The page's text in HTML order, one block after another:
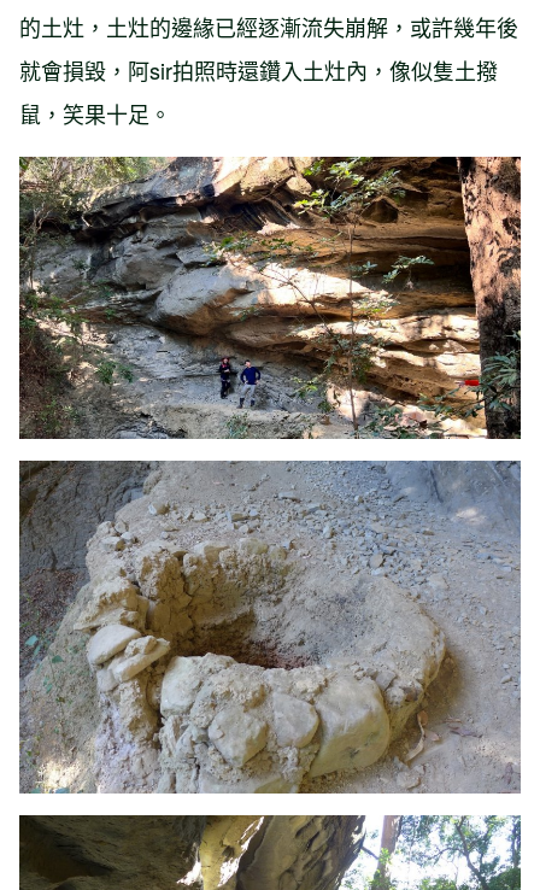
的土灶，土灶的邊緣已經逐漸流失崩解，或許幾年後
就會損毀，阿sir拍照時還鑽入土灶內，像似隻土撥
鼠，笑果十足。